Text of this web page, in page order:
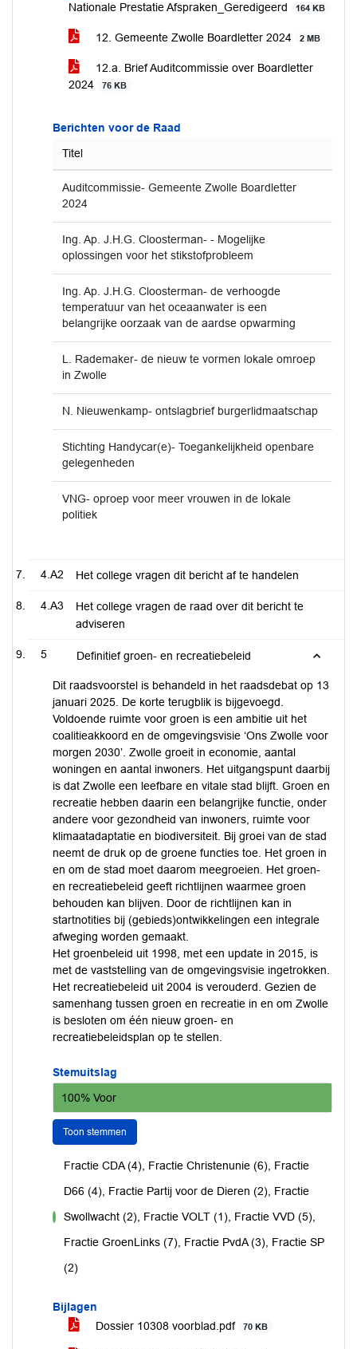
Nationale Prestatie Afspraken_Geredigeerd
164 KB
12. Gemeente Zwolle Boardletter 2024 2 MB
12.a. Brief Auditcommissie over Boardletter
2024
76 KB
Berichten voor de Raad
Titel
Auditcommissie- Gemeente Zwolle Boardletter
2024
Ing. Ap. J.H.G. Cloosterman- - Mogelijke
oplossingen voor het stikstofprobleem
Ing. Ap. J.H.G. Cloosterman- de verhoogde
temperatuur van het oceaanwater is een
belangrijke oorzaak van de aardse opwarming
L. Rademaker- de nieuw te vormen lokale omroep
in Zwolle
N. Nieuwenkamp- ontslagbrief burgerlidmaatschap
Stichting Handycar(e)- Toegankelijkheid openbare
gelegenheden
VNG- oproep voor meer vrouwen in de lokale
politiek
4.A2 Het college vragen dit bericht af te handelen
4.A3
Het college vragen de raad over dit bericht te
adviseren
5 Definitief groen- en recreatiebeleid
Dit raadsvoorstel is behandeld in het raadsdebat op 13
januari 2025. De korte terugblik is bijgevoegd.
Voldoende ruimte voor groen is een ambitie uit het
coalitieakkoord en de omgevingsvisie ‘Ons Zwolle voor
morgen 2030’. Zwolle groeit in economie, aantal
woningen en aantal inwoners. Het uitgangspunt daarbij
is dat Zwolle een leefbare en vitale stad blijft. Groen en
recreatie hebben daarin een belangrijke functie, onder
andere voor gezondheid van inwoners, ruimte voor
klimaatadaptatie en biodiversiteit. Bij groei van de stad
neemt de druk op de groene functies toe. Het groen in
en om de stad moet daarom meegroeien. Het groen-
en recreatiebeleid geeft richtlijnen waarmee groen
behouden kan blijven. Door de richtlijnen kan in
startnotities bij (gebieds)ontwikkelingen een integrale
afweging worden gemaakt.
Het groenbeleid uit 1998, met een update in 2015, is
met de vaststelling van de omgevingsvisie ingetrokken.
Het recreatiebeleid uit 2004 is verouderd. Gezien de
samenhang tussen groen en recreatie in en om Zwolle
is besloten om één nieuw groen- en
recreatiebeleidsplan op te stellen.
Stemuitslag
100% Voor
Toon stemmen
Fractie CDA (4), Fractie Christenunie (6), Fractie
D66 (4), Fractie Partij voor de Dieren (2), Fractie
Swollwacht (2), Fractie VOLT (1), Fractie VVD (5),
Fractie GroenLinks (7), Fractie PvdA (3), Fractie SP
(2)
Bijlagen
Dossier 10308 voorblad.pdf
70 KB